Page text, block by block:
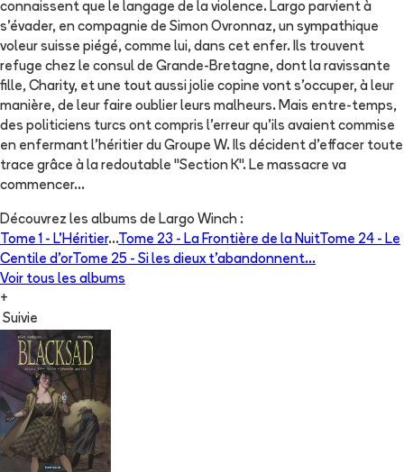
connaissent que le langage de la violence. Largo parvient à
s'évader, en compagnie de Simon Ovronnaz, un sympathique
voleur suisse piégé, comme lui, dans cet enfer. Ils trouvent
refuge chez le consul de Grande-Bretagne, dont la ravissante
fille, Charity, et une tout aussi jolie copine vont s'occuper, à leur
manière, de leur faire oublier leurs malheurs. Mais entre-temps,
des politiciens turcs ont compris l'erreur qu'ils avaient commise
en enfermant l'héritier du Groupe W. Ils décident d'effacer toute
trace grâce à la redoutable "Section K". Le massacre va
commencer...
Découvrez les albums de Largo Winch :
Tome 1 - L'Héritier...Tome 23 - La Frontière de la NuitTome 24 - Le
Centile d'orTome 25 - Si les dieux t'abandonnent...
Voir tous les albums
+
Suivie